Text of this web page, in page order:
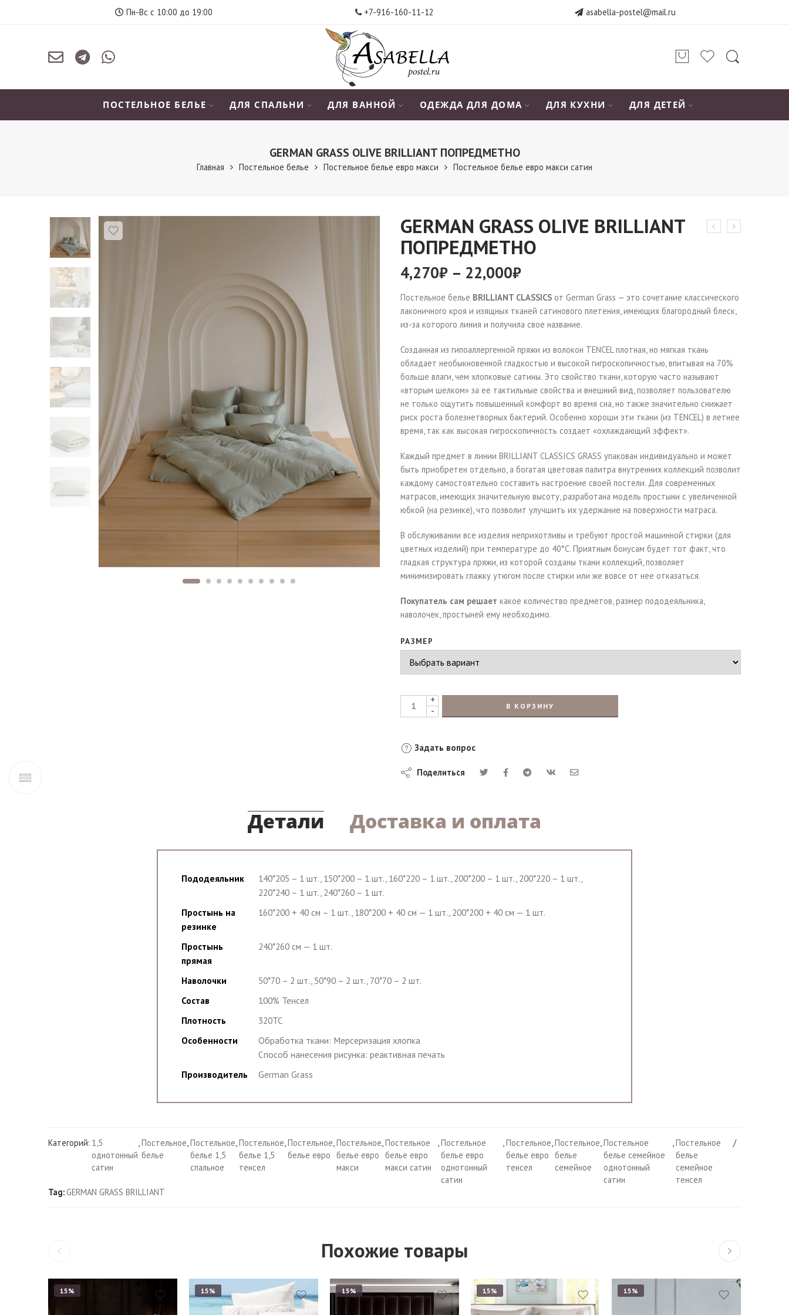
Пн-Вс с 10:00 до 19:00 +7-916-160-11-12 asabella-postel@mail.ru
ПОСТЕЛЬНОЕ БЕЛЬЕ ДЛЯ СПАЛЬНИ ДЛЯ ВАННОЙ ОДЕЖДА ДЛЯ ДОМА ДЛЯ КУХНИ ДЛЯ ДЕТЕЙ
GERMAN GRASS OLIVE BRILLIANT ПОПРЕДМЕТНО
Главная Постельное белье Постельное белье евро макси Постельное белье евро макси сатин
GERMAN GRASS OLIVE BRILLIANT
ПОПРЕДМЕТНО
4,270₽ – 22,000₽
Постельное белье BRILLIANT CLASSICS от German Grass — это сочетание классического
лаконичного кроя и изящных тканей сатинового плетения, имеющих благородный блеск,
из-за которого линия и получила свое название.
Созданная из гипоаллергенной пряжи из волокон TENCEL плотная, но мягкая ткань
обладает необыкновенной гладкостью и высокой гигроскопичностью, впитывая на 70%
больше влаги, чем хлопковые сатины. Это свойство ткани, которую часто называют
«вторым шелком» за ее тактильные свойства и внешний вид, позволяет пользователю
не только ощутить повышенный комфорт во время сна, но также значительно снижает
риск роста болезнетворных бактерий. Особенно хороши эти ткани (из TENCEL) в летнее
время, так как высокая гигроскопичность создает «охлаждающий эффект».
Каждый предмет в линии BRILLIANT CLASSICS GRASS упакован индивидуально и может
быть приобретен отдельно, а богатая цветовая палитра внутренних коллекций позволит
каждому самостоятельно составить настроение своей постели. Для современных
матрасов, имеющих значительную высоту, разработана модель простыни с увеличенной
юбкой (на резинке), что позволит улучшить их удержание на поверхности матраса.
В обслуживании все изделия неприхотливы и требуют простой машинной стирки (для
цветных изделий) при температуре до 40°С. Приятным бонусам будет тот факт, что
гладкая структура пряжи, из которой созданы ткани коллекций, позволяет
минимизировать глажку утюгом после стирки или же вовсе от нее отказаться.
Покупатель сам решает какое количество предметов, размер пододеяльника,
наволочек, простыней ему необходимо.
РАЗМЕР
+
-
В КОРЗИНУ
Задать вопрос
Поделиться
Детали Доставка и оплата
Пододеяльник
140*205 – 1 шт., 150*200 – 1 шт., 160*220 – 1 шт., 200*200 – 1 шт., 200*220 – 1 шт.,
220*240 – 1 шт., 240*260 – 1 шт.
Простынь на
резинке
160*200 + 40 см – 1 шт., 180*200 + 40 см — 1 шт., 200*200 + 40 см — 1 шт.
Простынь
прямая
240*260 см — 1 шт.
Наволочки
50*70 – 2 шт., 50*90 – 2 шт., 70*70 – 2 шт.
Состав
100% Тенсел
Плотность
320ТС
Особенности
Обработка ткани: Мерсеризация хлопка
Способ нанесения рисунка: реактивная печать
Производитель
German Grass
Категорий: 1,5
однотонный
сатин
,Постельное
белье
,Постельное
белье 1,5
спальное
,Постельное
белье 1,5
тенсел
,Постельное
белье евро
,Постельное
белье евро
макси
,Постельное
белье евро
макси сатин
,Постельное
белье евро
однотонный
сатин
,Постельное
белье евро
тенсел
,Постельное
белье
семейное
,Постельное
белье семейное
однотонный
сатин
,Постельное
белье
семейное
тенсел
Tag:GERMAN GRASS BRILLIANT
Похожие товары
15% 15% 15% 15% 15%